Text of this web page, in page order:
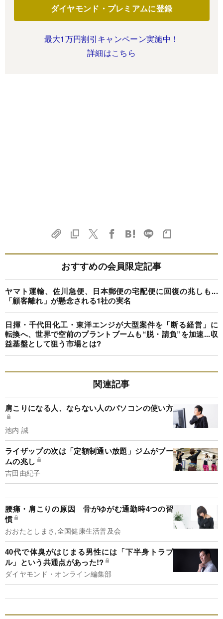
ダイヤモンド・プレミアムに登録
最大1万円割引キャンペーン実施中！
詳細はこちら
おすすめの会員限定記事
ヤマト運輸、佐川急便、日本郵便の宅配便に回復の兆しも...
「顧客離れ」が懸念される1社の実名
日揮・千代田化工・東洋エンジが大型案件を「断る経営」に
転換へ、世界で空前のプラントブームも“脱・請負”を加速...収
益基盤として狙う市場とは?
関連記事
肩こりになる人、ならない人のパソコンの使い方
池内 誠
ライザップの次は「定額制通い放題」ジムがブー
ムの兆し
吉田由紀子
腰痛・肩こりの原因 骨がゆがむ通勤時4つの習
慣
おおたとしまさ,全国健康生活普及会
40代で体臭がはじまる男性には「下半身トラブ
ル」という共通点があった!?
ダイヤモンド・オンライン編集部